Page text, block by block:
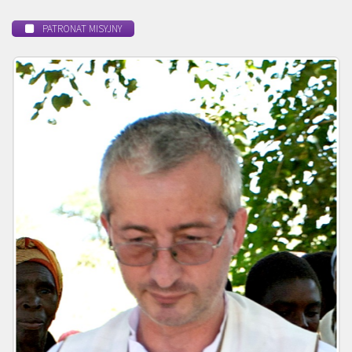
PATRONAT MISYJNY